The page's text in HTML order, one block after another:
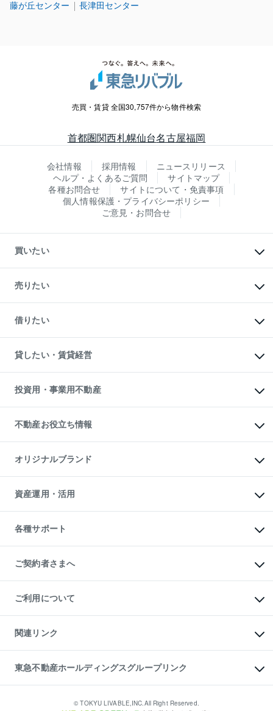
藤が丘センター 長津田センター
売買・賃貸 全国30,757件から物件検索
首都圏関西札幌仙台名古屋福岡
会社情報 採用情報
ニュースリリース
ヘルプ・よくあるご質問
サイトマップ
各種お問合せ
サイトについて・免責事項
個人情報保護・プライバシーポリシー
ご意見・お問合せ
買いたい
新築・分譲マンションの購入
中古マンションの購入
一戸建ての購入
中古一戸建ての購入
不動産購入の流れ
注目キーワード物件特集
購入ガイド
English 繁体中文簡体中文
売りたい
一戸建ての売却・査定
土地の売却・査定
スピードAI査定
不動産査定について
不動産売却の流れ
不動産買換えの流れ
売却ガイド
借りたい
オフィス・店舗の賃貸
借りるときの流れ
借りるガイド
貸したい・賃貸経営
マンション賃料データ
賃貸管理プラン
リロケーションについて
貸すガイド
投資用・事業用不動産
事業用不動産
マンション投資
投資用マンション
アパート経営
収益物件
ビル購入（ビル一棟）
投資用不動産の売却査定
事業用不動産の売却査定
不動産お役立ち情報
マンションライブラリー
人気マンションランキング
暮らしに役立つ不動産メディア
不動産相場・不動産価格情報
不動産コラム・ニュース
不動産用語集
不動産なんでもネット相談室
住まいの税金
オリジナルブランド
一棟リノベーションマンション
L`GENTE（ルジェンテ）
区分リノベーションマンション
投資用一棟レジデンスWELL
不動産小口投資
LEGACIA（レガシア）
資産運用・活用
不動産M&A
アセットマネジメント・出資
各種サポート
相続サポート
リフォームサポート
ご契約者さまへ
ご紹介・再契約特典
入居者様専用-各種ご案内（賃貸）
東急こすもす会「こすもすWeb」
ご利用について
金融商品取引について
東急リバブル ソーシャルメディアポリシー
ご意見・お問い合わせ（金融商品取引専用の相談・お問い合わせ窓口）
ダイレクトメール（郵送物）・Eメールなどの送付停止について
関連リンク
これからご結婚される方に東急百貨店のブライダルクラブ
人材サービスのご用命は 東急リバブルスタッフ株式会社まで
東北の逸品を贈ります 東北すぐれものセレクション
東急不動産ホールディングスグループリンク
東急コミュニティー© TOKYU LIVABLE,INC.All Right Reserved.